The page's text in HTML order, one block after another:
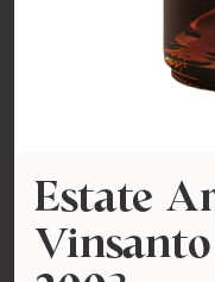
Estate
Vinsanto